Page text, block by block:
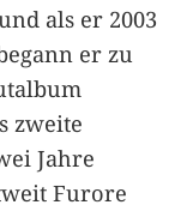
als er 2003
er zu
zweite
Jahre
Furore